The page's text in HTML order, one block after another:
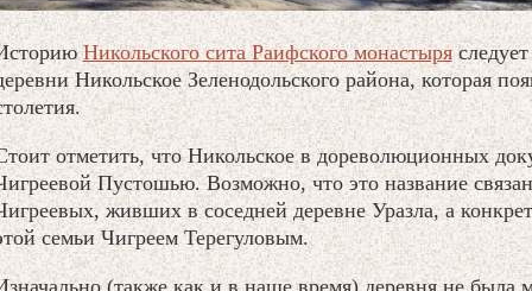
Никольского сита Раифского монастыряследует
Никольское Зеленодольского района, которая
отметить, что Никольское в дореволюционных
Пустошью. Возможно, что это название
живших в соседней деревне Уразла, а
семьи Чигреем Терегуловым.